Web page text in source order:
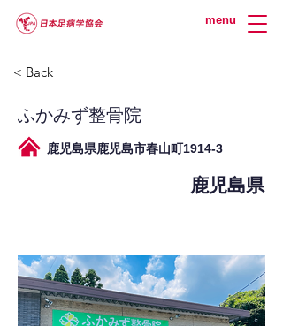
menu
< Back
ふかみず整骨院
鹿児島県鹿児島市春山町1914-3
鹿児島県